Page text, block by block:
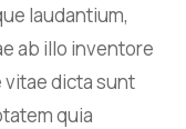
laudantium,
ab illo inventore
dicta sunt
quia